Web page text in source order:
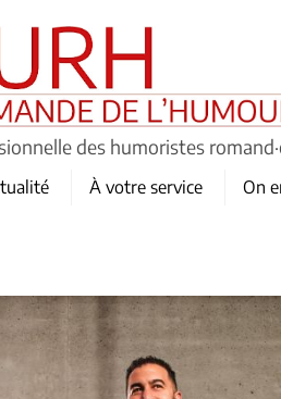
des humoristes
À votre service On